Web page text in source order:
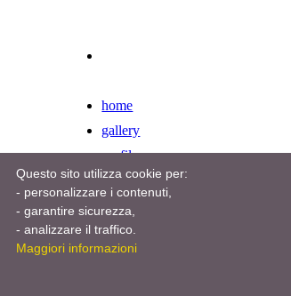
home
gallery
profilo
contatti
Phone: +39 0574 622481 - Fax: +39 0574 620948
Questo sito utilizza cookie per:
- personalizzare i contenuti,
- garantire sicurezza,
- analizzare il traffico.
Maggiori informazioni